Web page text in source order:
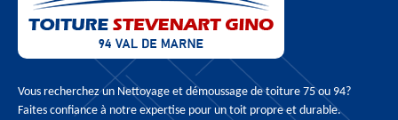
Vous recherchez un Nettoyage et démoussage de toiture 75ou 94?
Faites confiance à notre expertise pour un toit propre et durable.